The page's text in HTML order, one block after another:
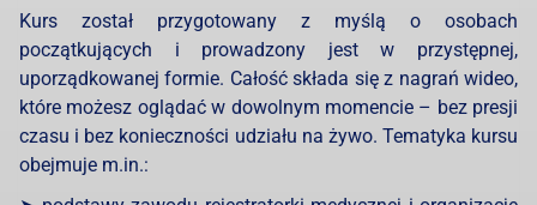
Kurs został przygotowany z myślą o osobach
początkujących i prowadzony jest w przystępnej,
uporządkowanej formie. Całość składa się z nagrań wideo,
które możesz oglądać w dowolnym momencie – bez presji
czasu i bez konieczności udziału na żywo. Tematyka kursu
obejmuje m.in.: